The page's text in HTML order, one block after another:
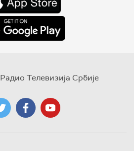
Радио Телевизија Србије